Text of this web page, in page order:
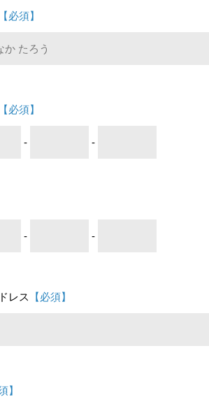
【必須】
【必須】
- -
- -
レス 【必須】
】